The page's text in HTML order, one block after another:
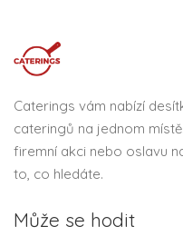
Caterings vám nabízí
cateringů na jednom
firemní akci nebo oslavu
to, co hledáte.
Může se hodit